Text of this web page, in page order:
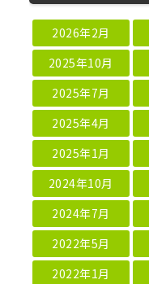
2026年2月
2025年10月
2025年7月
2025年4月
2025年1月
2024年10月
2024年7月
2022年5月
2022年1月